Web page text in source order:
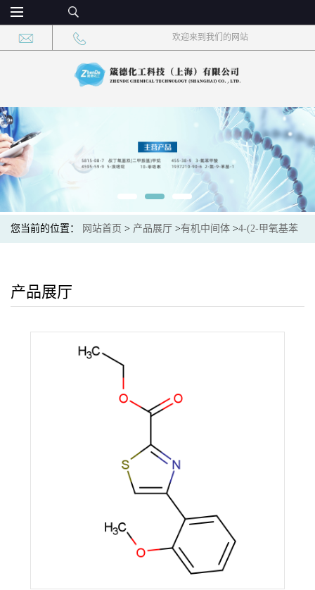
欢迎来到我们的网站
您当前的位置： 网站首页 > 产品展厅 >有机中间体 >4-(2-甲氧基苯
后付
产品展厅